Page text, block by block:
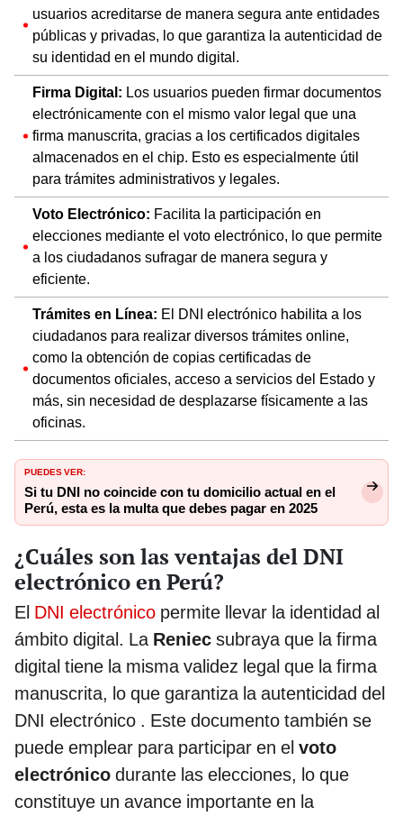
usuarios acreditarse de manera segura ante entidades
públicas y privadas, lo que garantiza la autenticidad de
su identidad en el mundo digital.
Firma Digital: Los usuarios pueden firmar documentos
electrónicamente con el mismo valor legal que una
firma manuscrita, gracias a los certificados digitales
almacenados en el chip. Esto es especialmente útil
para trámites administrativos y legales.
Voto Electrónico: Facilita la participación en
elecciones mediante el voto electrónico, lo que permite
a los ciudadanos sufragar de manera segura y
eficiente.
Trámites en Línea: El DNI electrónico habilita a los
ciudadanos para realizar diversos trámites online,
como la obtención de copias certificadas de
documentos oficiales, acceso a servicios del Estado y
más, sin necesidad de desplazarse físicamente a las
oficinas.
PUEDES VER:
Si tu DNI no coincide con tu domicilio actual en el
Perú, esta es la multa que debes pagar en 2025
¿Cuáles son las ventajas del DNI
electrónico en Perú?
El DNI electrónico permite llevar la identidad al
ámbito digital. La Reniec subraya que la firma
digital tiene la misma validez legal que la firma
manuscrita, lo que garantiza la autenticidad del
DNI electrónico . Este documento también se
puede emplear para participar en el voto
electrónico durante las elecciones, lo que
constituye un avance importante en la